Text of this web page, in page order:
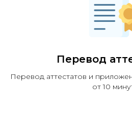
Перевод
Перевод аттестатов и
от 10